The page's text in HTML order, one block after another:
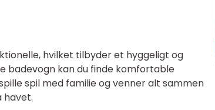
hvilket tilbyder et hyggeligt og
badevogn kan du finde komfortable
spil med familie og venner alt sammen
havet.